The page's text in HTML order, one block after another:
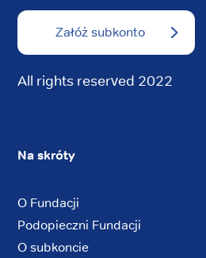
Załóż subkonto
All rights reserved 2022
Na skróty
O Fundacji
Podopieczni Fundacji
O subkoncie